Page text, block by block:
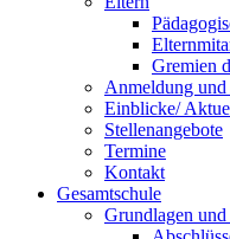
Gremien
Anmeldung
Einblicke/
Stellenangebote
Termine
Kontakt
Gesamtschule
Grundlagen